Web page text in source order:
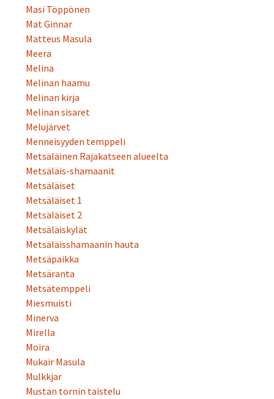
Masi Töppönen
Mat Ginnar
Matteus Masula
Meera
Melina
Melinan haamu
Melinan kirja
Melinan sisaret
Melujärvet
Menneisyyden temppeli
Metsäläinen Rajakatseen alueelta
Metsäläis-shamaanit
Metsäläiset
Metsäläiset 1
Metsäläiset 2
Metsäläiskylät
Metsäläisshamaanin hauta
Metsäpaikka
Metsäranta
Metsätemppeli
Miesmuisti
Minerva
Mirella
Moira
Mukair Masula
Mulkkjar
Mustan tornin taistelu